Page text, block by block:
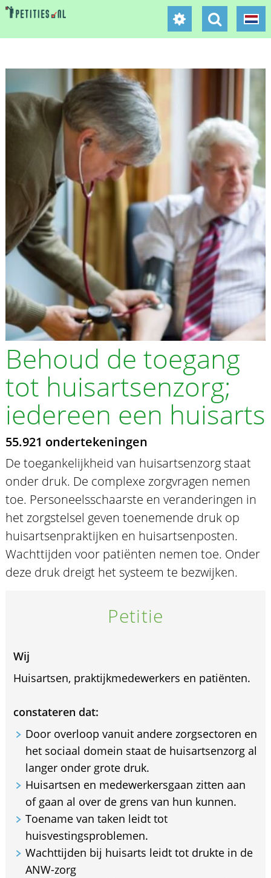
Behoud de toegang
tot huisartsenzorg;
iedereen een huisarts
55.921 ondertekeningen
De toegankelijkheid van huisartsenzorg staat
onder druk. De complexe zorgvragen nemen
toe. Personeelsschaarste en veranderingen in
het zorgstelsel geven toenemende druk op
huisartsenpraktijken en huisartsenposten.
Wachttijden voor patiënten nemen toe. Onder
deze druk dreigt het systeem te bezwijken.
Petitie
Wij
Huisartsen, praktijkmedewerkers en patiënten.
constateren dat:
Door overloop vanuit andere zorgsectoren en
het sociaal domein staat de huisartsenzorg al
langer onder grote druk.
Huisartsen en medewerkersgaan zitten aan
of gaan al over de grens van hun kunnen.
Toename van taken leidt tot
huisvestingsproblemen.
Wachttijden bij huisarts leidt tot drukte in de
ANW-zorg